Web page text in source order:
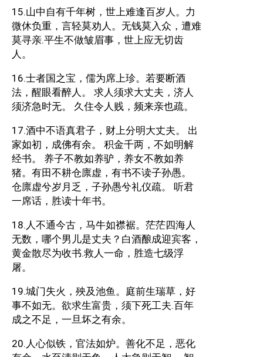
15.山中自有千年树，世上难逢百岁人。力
微休负重，言轻莫劝人。无钱莫入众，遭难
莫寻亲.平生不做皱眉事，世上应无切齿
人。
16.士者国之宝，儒为席上珍。若要断酒
法，醒眼看醉人。 求人须求大丈夫，济人
须济急时无。 久住令人贱，频来亲也疏。
17.酒中不语真君子，财上分明大丈夫。 出
家如初，成佛有余。 积金千两，不如明解
经书。 养子不教如养驴，养女不教如养
猪。有田不耕仓廪虚，有书不读子孙愚。
仓廪虚兮岁月乏，子孙愚兮礼仪疏。 听君
一席话，胜读十年书。
18.人不通今古，马牛如襟裾。茫茫四海人
无数，哪个男儿是丈夫？白酒酿成迎宾客，
黄金散尽为收书.救人一命，胜造七级浮
屠。
19.城门失火，殃及池鱼。庭前生瑞草，好
事不如无。欲求生富贵，须下死工夫.百年
成之不足，一旦坏之有余。
20.人心似铁，官法如炉。善化不足，恶化